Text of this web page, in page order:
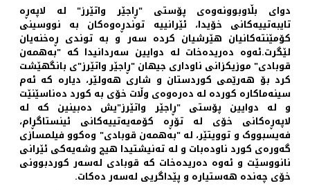
دوای بڵاوبوونەوەی پۆستی "ڕاجێر واتێرز" لە لاپەڕە
تایبەتییه‌کانی خۆیدا، ئێرانییە توندڕەوەکان بە نووسینی
کۆمێنتەکانیان هێرشیان کردە سەر و بە توندی ڕه‌خنەیان
لێگرت.ئەوە دەریدەخات لە دوایین سەردانیدا کە "بەهمەن
قوبادی" موزیکزانی ناوداری جیهان "ڕاجێر واتێرز"ی بانگهێشت
کرد بۆ هەرێمی کوردستان و شاری هەولێر، دیارە کە ئەم
سینەماکارە کوردە لە دەرەوەی وڵات خۆی بە کورد دەناسێنێت
و لە دوایین پۆستی "ڕاجێر واتێرز"یش دەبینین کە لە
لاپەڕەکانی خۆی لە تۆڕە کۆمەیەتییەکانی ئینستاگڕام،
فەیسبووک و توویتێر، لە "بەهمەن قوبادی" وەکوو فیلمسازی
گەورەی کورد ناودەبات و لە تەنیشتیدا هیچ وشەیەکی ئێرانی
نانووسێت و ئەوە دەریدەخات کە قوبادی لەسەر کوردبوونی
خۆی چەندە هەستیارە و پێداگریی لەسەر دەکات.